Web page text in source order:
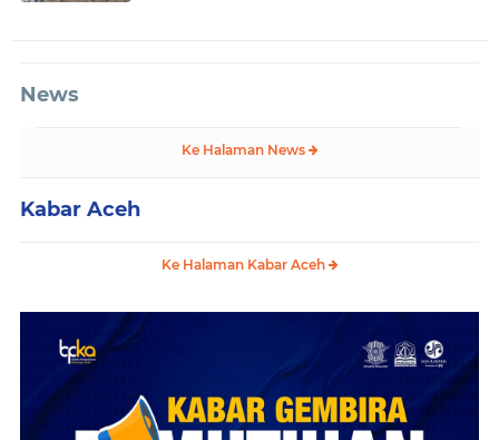
News
Ke Halaman News
Kabar Aceh
Ke Halaman Kabar Aceh